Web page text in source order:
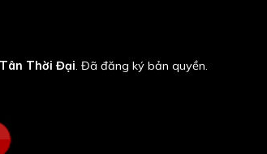
Tân Thời Đại. Đã đăng ký bản quyền.